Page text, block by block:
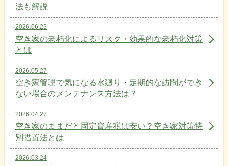
法も解説
2026.06.23
空き家の老朽化によるリスク・効果的な老朽化対策
とは
2026.05.27
空き家管理で気になる水廻り・定期的な訪問ができ
ない場合のメンテナンス方法は？
2026.04.27
空き家のままだと固定資産税は安い？空き家対策特
別措置法とは
2026.03.24